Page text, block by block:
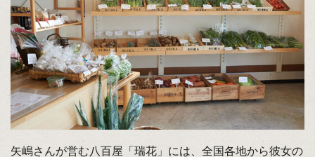
矢嶋さんが営む八百屋「瑞花」には、全国各地から彼女の